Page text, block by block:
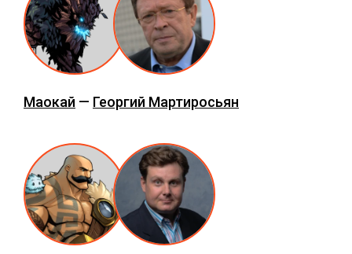
Маокай — Георгий Мартиросьян